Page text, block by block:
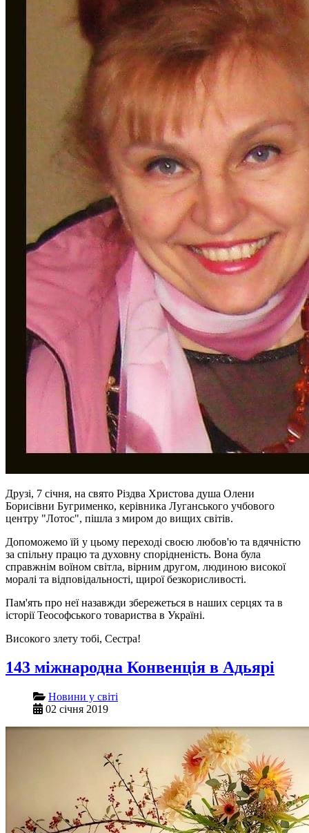
Друзі, 7 січня, на свято Різдва Христова душа Олени
Борисівни Бугрименко, керівника Луганського учбового
центру "Лотос", пішла з миром до вищих світів.
Допоможемо їй у цьому переході своєю любов'ю та вдячністю
за спільну працю та духовну спорідненість. Вона була
справжнім воїном світла, вірним другом, людиною високої
моралі та відповідальності, щирої безкорисливості.
Пам'ять про неї назавжди збережеться в наших серцях та в
історії Теософського товариства в Україні.
Високого злету тобі, Сестра!
143 міжнародна Конвенція в Адьярі
Новини у світі
02 січня 2019